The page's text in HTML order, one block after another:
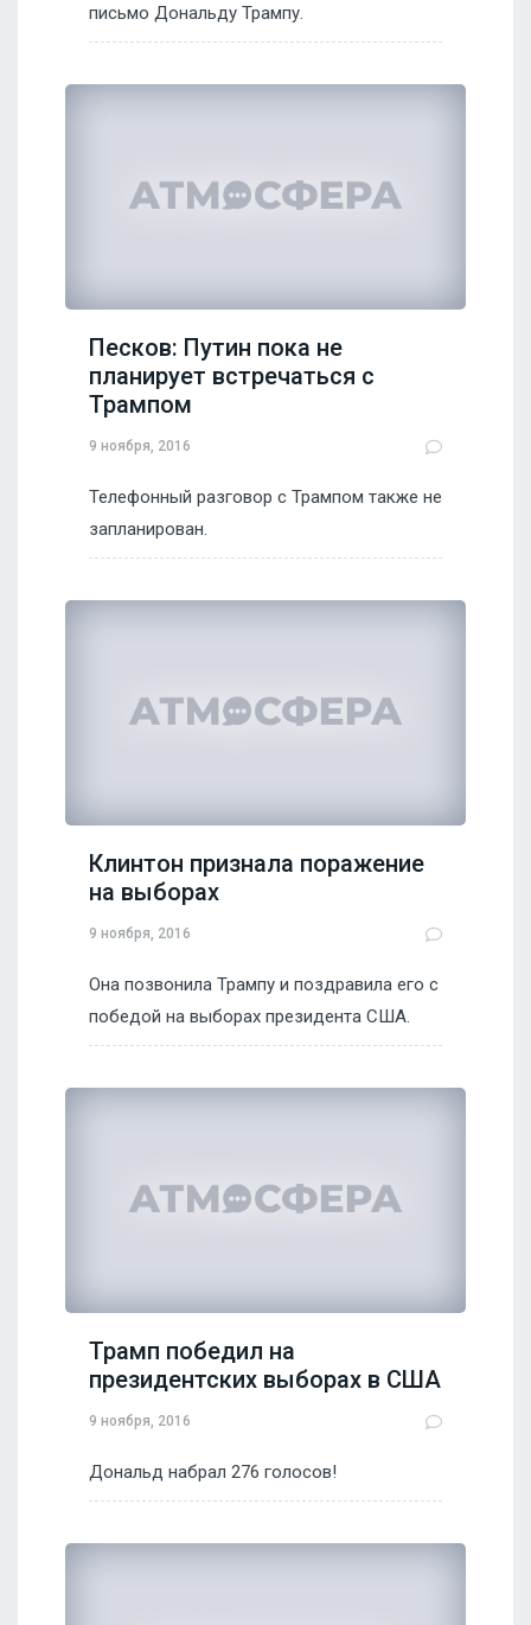
письмо Дональду Трампу.
Песков: Путин пока не
планирует встречаться с
Трампом
9 ноября, 2016
Телефонный разговор с Трампом также не
запланирован.
Клинтон признала поражение
на выборах
9 ноября, 2016
Она позвонила Трампу и поздравила его с
победой на выборах президента США.
Трамп победил на
президентских выборах в США
9 ноября, 2016
Дональд набрал 276 голосов!